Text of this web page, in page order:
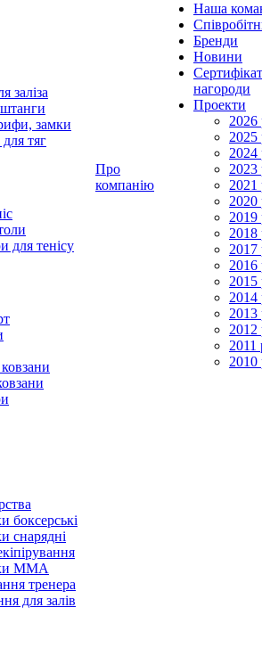
заліза
штанги
замки
тяг
для тенісу
боксерські
снарядні
ММА
тренера
для залів
Про
компанію
Наша
Бренди
Новини
нагороди
Проекти
2026
2025
2024
2023
2021
2020
2019
2018
2017
2016
2015
2014
2013
2012
2011
2010